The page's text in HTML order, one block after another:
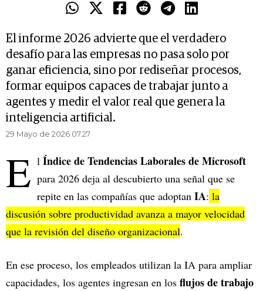
El informe 2026 advierte que el verdadero
desafío para las empresas no pasa solo por
ganar eficiencia, sino por rediseñar procesos,
formar equipos capaces de trabajar junto a
agentes y medir el valor real que genera la
inteligencia artificial.
29 Mayo de 2026 07.27
E l Índice de Tendencias Laborales de Microsoft
para 2026 deja al descubierto una señal que se
repite en las compañías que adoptan IA: la
discusión sobre productividad avanza a mayor velocidad
que la revisión del diseño organizacional.
En ese proceso, los empleados utilizan la IA para ampliar
capacidades, los agentes ingresan en los flujos de trabajo